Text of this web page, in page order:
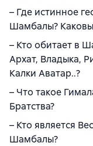
– Где истинное
Шамбалы?
– Кто обитает в
Архат, Владыка,
Калки Аватар..?
– Что такое
Братства?
– Кто является
Шамбалы?